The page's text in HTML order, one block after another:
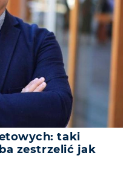
taki
zestrzelić jak